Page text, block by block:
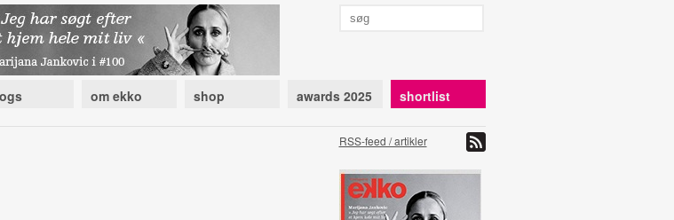
om ekko shop awards 2025 shortlist
RSS-feed / artikler